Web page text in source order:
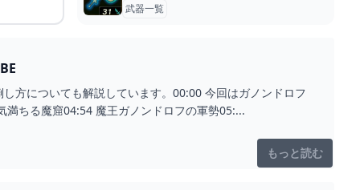
武器一覧
方についても解説しています。00:00 今回はガノンドロフ
ちる魔窟04:54 魔王ガノンドロフの軍勢05:...
もっと読む